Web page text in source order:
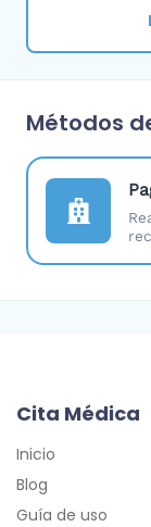
Métodos
Cita Médica
Inicio
Blog
Guía de uso